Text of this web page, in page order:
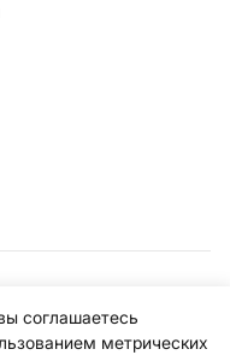
cookies
соглашаетесь
метрических